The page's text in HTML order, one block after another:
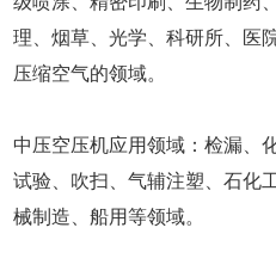
理、烟草、光学、科研所、医
压缩空气的领域。
中压空压机应用领域：检漏、
试验、吹扫、气辅注塑、石化
械制造、船用等领域。